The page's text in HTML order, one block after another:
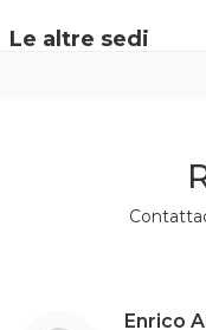
Le altre sedi
Enrico